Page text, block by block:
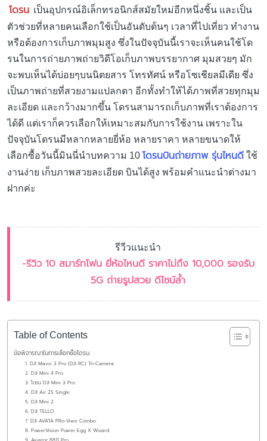
โดรน เป็นอุปกรณ์อิเล็กทรอนิกส์สมัยใหม่อีกหนึ่งชิ้น และเป็น
ตัวช่วยที่หลายคนเลือกใช้เป็นอันดับต้นๆ เวลาที่ไปเที่ยว ทำงาน
หรือต้องการเก็บภาพมุมสูง ซึ่งในปัจจุบันนี้เราจะเห็นคนใช้โด
รนในการถ่ายภาพถ่ายวิดีโอเก็บภาพบรรยากาศ มุมสวยๆ มัก
จะพบเห็นได้บ่อยๆบนนิตยสาร โทรทัศน์ หรือโซเชียลมีเดีย ซึ่ง
เป็นภาพถ่ายที่สวยงามแปลกตา อีกทั้งทำให้ได้ภาพที่สวยทุกมุม
ละเอียด และกว้างมากขึ้น โดรนสามารถเก็บภาพที่เราต้องการ
ได้ดี แต่เราก็ควรเลือกให้เหมาะสมกับการใช้งาน เพราะใน
ปัจจุบันโดรนมีหลากหลายยี่ห้อ หลายราคา หลายขนาดให้
เลือกซื้อวันนี้มินนี่นำบทความ 10 โดรนบินถ่ายภาพ รุ่นไหนดี ใช้
งานง่าย เก็บภาพสวยละเอียด บินได้สูง พร้อมคำแนะนำต่างมา
ฝากค่ะ
รีวีวแนะนำ
-รีวิว 10 สมาร์ทโฟน ยี่ห้อไหนดี ราคาไม่ถึง 10,000 รองรับ
5G ถ่ายรูปสวย ดีไซน์ล้ำ
Table of Contents
ข้อพิจารณาในการเลือกซื้อโดรน
1. DJI Mavic 3 Pro (DJI RC) Tri-Camera
2. DJI Mini 4 Pro
3. โดรน DJI Mini 3 Pro
4. DJI Air 2S Single
5. DJI Mini 2
6. DJI TELLO
7. DJI AVATA PRo-Viwe Combo
8. PowerVision Power Egg X Wizard